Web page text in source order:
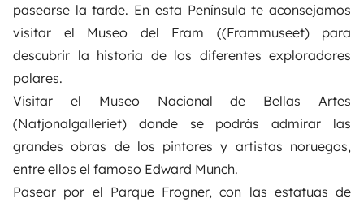
pasearse la tarde. En esta Península te aconsejamos
visitar el Museo del Fram ((Frammuseet) para
descubrir la historia de los diferentes exploradores
polares.
Visitar el Museo Nacional de Bellas Artes
(Natjonalgalleriet) donde se podrás admirar las
grandes obras de los pintores y artistas noruegos,
entre ellos el famoso Edward Munch.
Pasear por el Parque Frogner, con las estatuas de